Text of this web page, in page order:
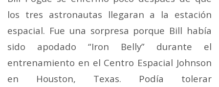
los tres astronautas llegaran a la estación
espacial. Fue una sorpresa porque Bill había
sido apodado “Iron Belly” durante el
entrenamiento en el Centro Espacial Johnson
en Houston, Texas. Podía tolerar